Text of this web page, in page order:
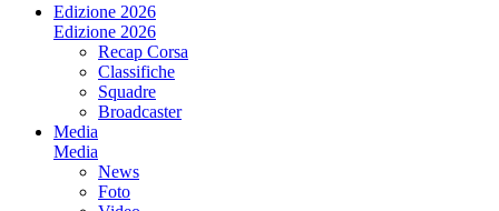
Edizione 2026
Edizione 2026
Recap Corsa
Classifiche
Squadre
Broadcaster
Media
Media
News
Foto